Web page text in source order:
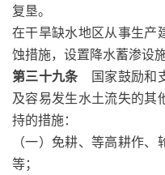
复垦。
在干旱缺水地区从事生产
蚀措施，设置降水蓄渗设
第三十九条 国家鼓励和
及容易发生水土流失的其
持的措施：
（一）免耕、等高耕作
等；